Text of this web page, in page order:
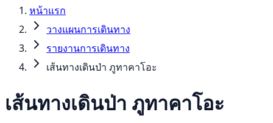
หน้าแรก
วางแผนการเดินทาง
รายงานการเดินทาง
เส้นทางเดินป่า ภูทาคาโอะ
เส้นทางเดินป่า ภูทาคาโอะ